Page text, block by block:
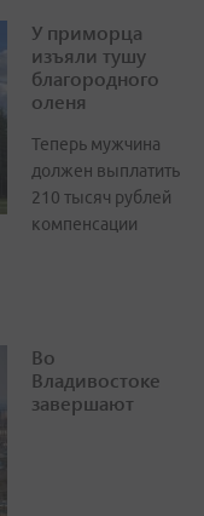
У приморца
изъяли тушу
благородного
оленя
Теперь мужчина
должен выплатить
210 тысяч рублей
компенсации
Во
Владивостоке
завершают